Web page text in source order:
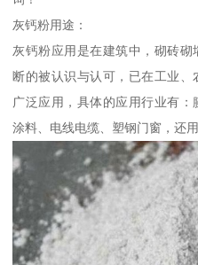
灰钙粉用途：
灰钙粉应用是在建筑中，砌砖
断的被认识与认可，已在工业
广泛应用，具体的应用行业有
涂料、电线电缆、塑钢门窗，还